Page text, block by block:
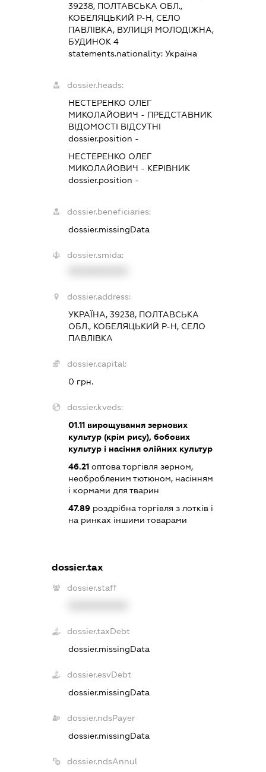
39238, ПОЛТАВСЬКА ОБЛ.,
КОБЕЛЯЦЬКИЙ Р-Н, СЕЛО
ПАВЛІВКА, ВУЛИЦЯ МОЛОДІЖНА,
БУДИНОК 4
statements.nationality:Україна
dossier.heads:
НЕСТЕРЕНКО ОЛЕГ
МИКОЛАЙОВИЧ - ПРЕДСТАВНИК
ВІДОМОСТІ ВІДСУТНІ
dossier.position -
НЕСТЕРЕНКО ОЛЕГ
МИКОЛАЙОВИЧ - КЕРІВНИК
dossier.position -
dossier.beneficiaries:
dossier.missingData
dossier.smida:
dossier.address:
УКРАЇНА, 39238, ПОЛТАВСЬКА
ОБЛ., КОБЕЛЯЦЬКИЙ Р-Н, СЕЛО
ПАВЛІВКА
dossier.capital:
0 грн.
dossier.kveds:
01.11 вирощування зернових
культур (крім рису), бобових
культур і насіння олійних культур
46.21 оптова торгівля зерном,
необробленим тютюном, насінням
і кормами для тварин
47.89 роздрібна торгівля з лотків і
на ринках іншими товарами
dossier.tax
dossier.staff
dossier.taxDebt
dossier.missingData
dossier.esvDebt
dossier.missingData
dossier.ndsPayer
dossier.missingData
dossier.ndsAnnul